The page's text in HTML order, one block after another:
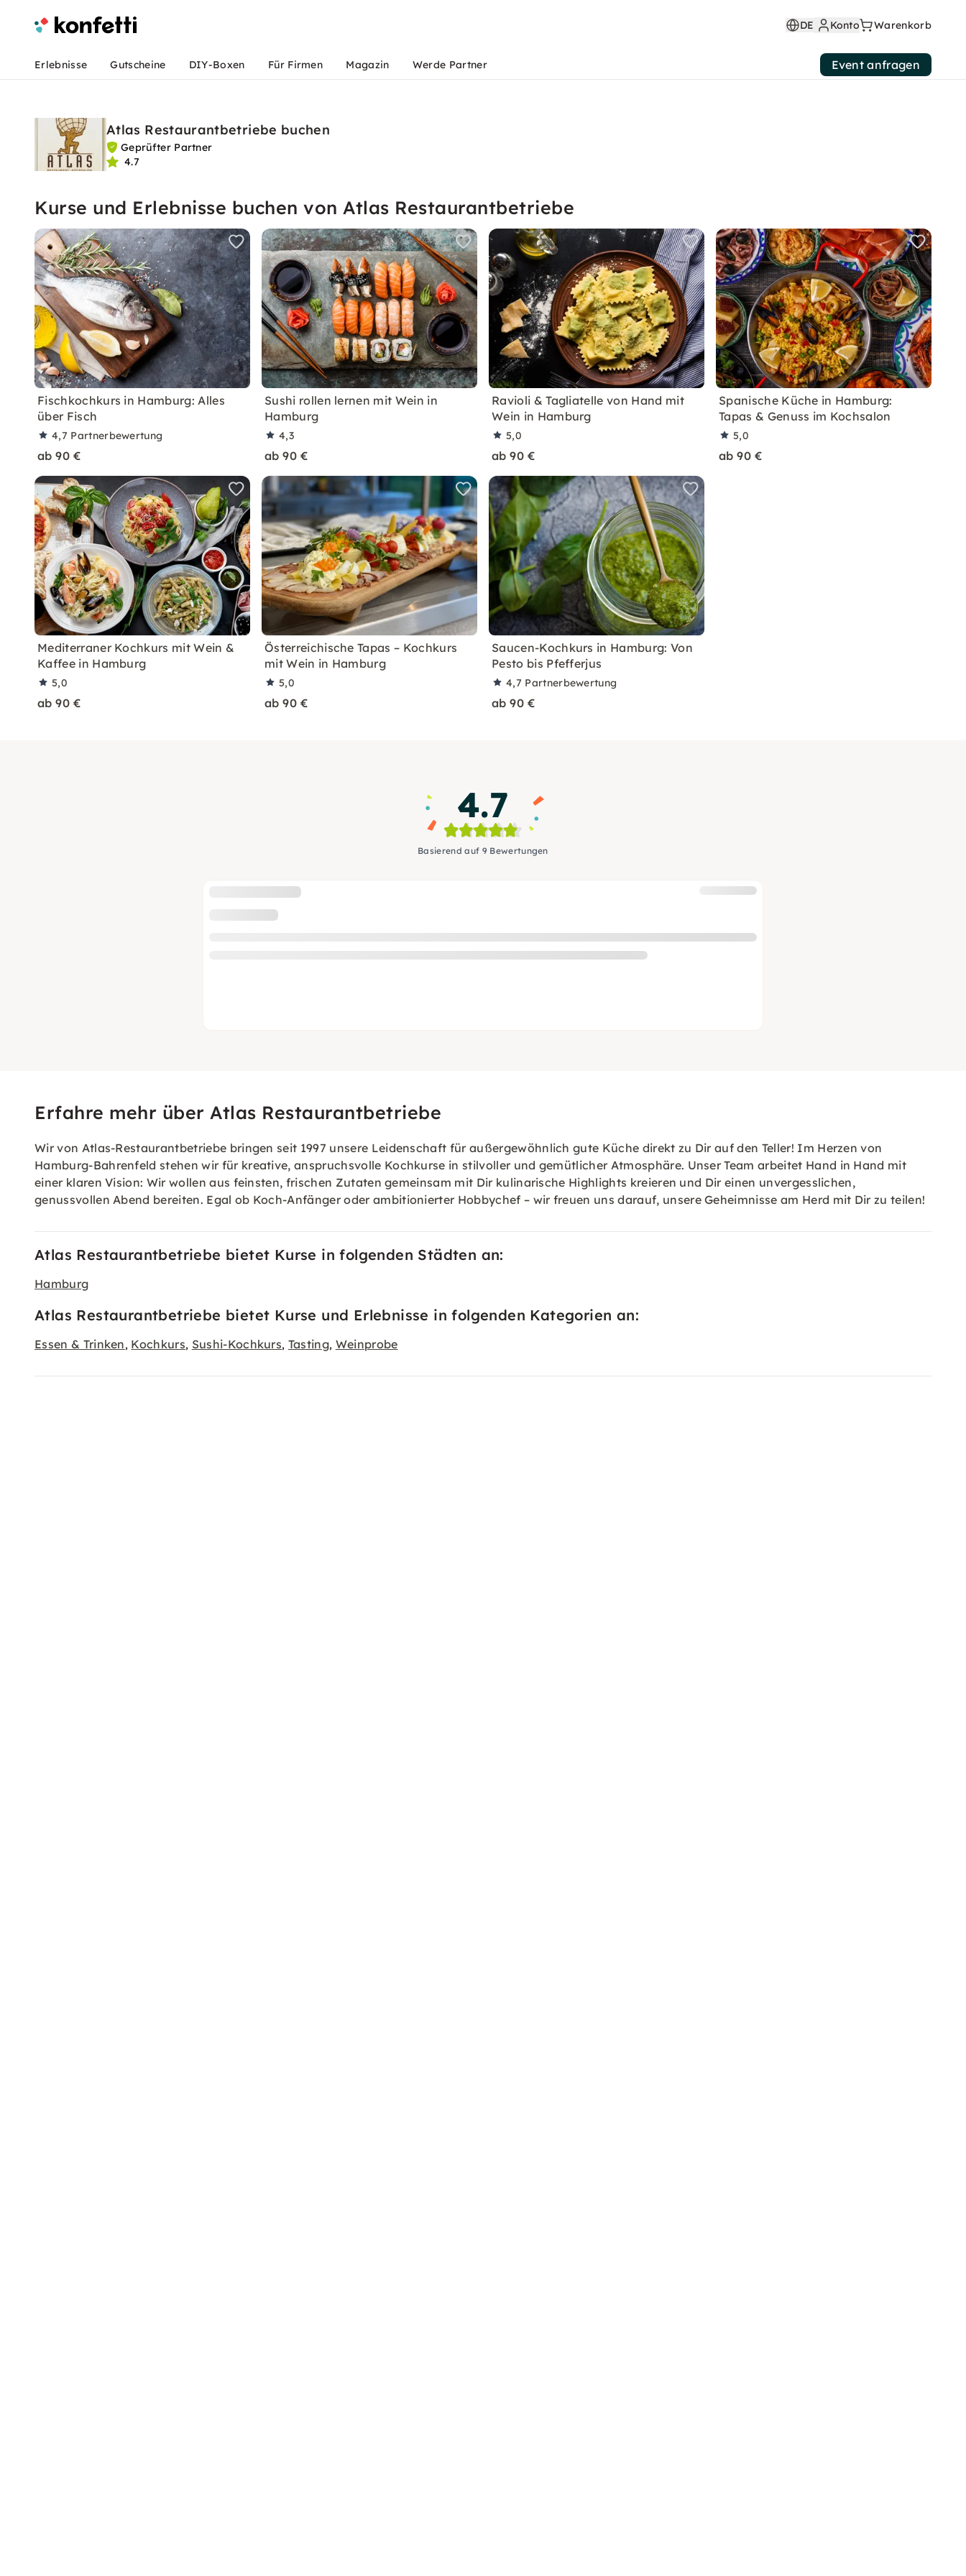
DE Konto Warenkorb
Erlebnisse Gutscheine DIY-Boxen Für Firmen Magazin Werde Partner Event anfragen
Atlas Restaurantbetriebe buchen
Geprüfter Partner
4.7
Kurse und Erlebnisse buchen von Atlas Restaurantbetriebe
Fischkochkurs in Hamburg: Alles
über Fisch
4,7 Partnerbewertung
ab 90 €
Sushi rollen lernen mit Wein in
Hamburg
4,3
ab 90 €
Ravioli & Tagliatelle von Hand mit
Wein in Hamburg
5,0
ab 90 €
Spanische Küche in Hamburg:
Tapas & Genuss im Kochsalon
5,0
ab 90 €
Mediterraner Kochkurs mit Wein &
Kaffee in Hamburg
5,0
ab 90 €
Österreichische Tapas – Kochkurs
mit Wein in Hamburg
5,0
ab 90 €
Saucen-Kochkurs in Hamburg: Von
Pesto bis Pfefferjus
4,7 Partnerbewertung
ab 90 €
4.7
Basierend auf 9 Bewertungen
Erfahre mehr über Atlas Restaurantbetriebe
Wir von Atlas-Restaurantbetriebe bringen seit 1997 unsere Leidenschaft für außergewöhnlich gute Küche direkt zu Dir auf den Teller! Im Herzen von
Hamburg-Bahrenfeld stehen wir für kreative, anspruchsvolle Kochkurse in stilvoller und gemütlicher Atmosphäre. Unser Team arbeitet Hand in Hand mit
einer klaren Vision: Wir wollen aus feinsten, frischen Zutaten gemeinsam mit Dir kulinarische Highlights kreieren und Dir einen unvergesslichen,
genussvollen Abend bereiten. Egal ob Koch-Anfänger oder ambitionierter Hobbychef – wir freuen uns darauf, unsere Geheimnisse am Herd mit Dir zu teilen!
Atlas Restaurantbetriebe bietet Kurse in folgenden Städten an:
Hamburg
Atlas Restaurantbetriebe bietet Kurse und Erlebnisse in folgenden Kategorien an:
Essen & Trinken, Kochkurs, Sushi-Kochkurs, Tasting, Weinprobe